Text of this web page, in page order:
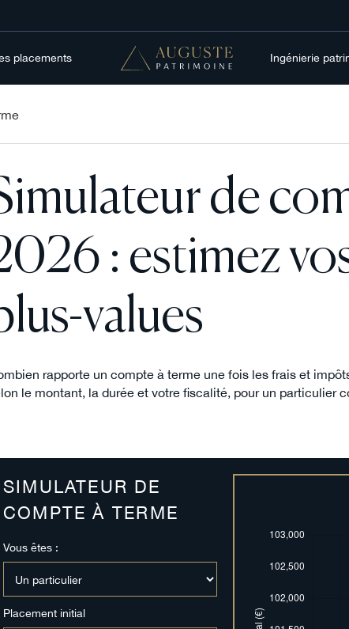
placements Ingénierie
de
: estimez
values
rapporte un compte à terme une fois les frais et
le montant, la durée et votre fiscalité, pour un particulier
SIMULATEUR DE
COMPTE À TERME
Vous êtes :
Placement initial